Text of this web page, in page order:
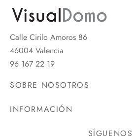
Calle Cirilo Amoros 86
46004 Valencia
96 167 22 19
SOBRE NOSOTROS
INFORMACIÓN
SÍGUENOS